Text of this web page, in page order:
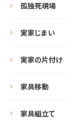
孤独死現場
実家じまい
実家の片付け
家具移動
家具組立て